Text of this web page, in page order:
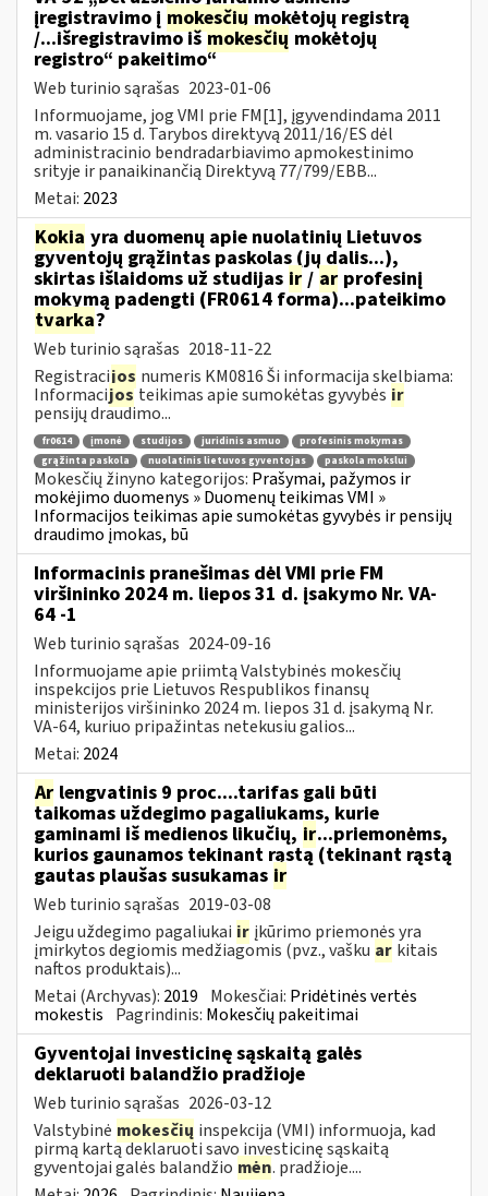
įregistravimo į mokesčių mokėtojų registrą
/...išregistravimo išmokesčių mokėtojų
registro“ pakeitimo“
Web turinio sąrašas 2023-01-06
Informuojame, jog VMI prie FM[1], įgyvendindama 2011
m. vasario 15 d. Tarybos direktyvą 2011/16/ES dėl
administracinio bendradarbiavimo apmokestinimo
srityje ir panaikinančią Direktyvą 77/799/EBB...
Metai: 2023
Kokia yra duomenų apie nuolatinių Lietuvos
gyventojų grąžintas paskolas (jų dalis...),
skirtas išlaidoms už studijas ir / ar profesinį
mokymą padengti (FR0614 forma)...pateikimo
tvarka?
Web turinio sąrašas 2018-11-22
Registracijos numeris KM0816 Ši informacija skelbiama:
Informacijosteikimas apie sumokėtas gyvybės ir
pensijų draudimo...
fr0614 įmonė studijos juridinis asmuo
profesinis mokymas
grąžinta paskola
nuolatinis lietuvos gyventojas paskola mokslui
Mokesčių žinyno kategorijos: Prašymai, pažymos ir
mokėjimo duomenys » Duomenų teikimas VMI »
Informacijos teikimas apie sumokėtas gyvybės ir pensijų
draudimo įmokas, bū
Informacinis pranešimas dėl VMI prie FM
viršininko 2024 m. liepos 31 d. įsakymo Nr. VA-
64 -1
Web turinio sąrašas 2024-09-16
Informuojame apie priimtą Valstybinės mokesčių
inspekcijos prie Lietuvos Respublikos finansų
ministerijos viršininko 2024 m. liepos 31 d. įsakymą Nr.
VA-64, kuriuo pripažintas netekusiu galios...
Metai: 2024
Ar lengvatinis 9 proc....tarifas gali būti
taikomas uždegimo pagaliukams, kurie
gaminami iš medienos likučių, ir...priemonėms,
kurios gaunamos tekinant rąstą (tekinant rąstą
gautas plaušas susukamas ir
Web turinio sąrašas 2019-03-08
Jeigu uždegimo pagaliukai ir įkūrimo priemonės yra
įmirkytos degiomis medžiagomis (pvz., vašku ar kitais
naftos produktais)...
Metai (Archyvas): 2019 Mokesčiai: Pridėtinės vertės
mokestis Pagrindinis: Mokesčių pakeitimai
Gyventojai investicinę sąskaitą galės
deklaruoti balandžio pradžioje
Web turinio sąrašas 2026-03-12
Valstybinė mokesčių inspekcija (VMI) informuoja, kad
pirmą kartą deklaruoti savo investicinę sąskaitą
gyventojai galės balandžio mėn. pradžioje....